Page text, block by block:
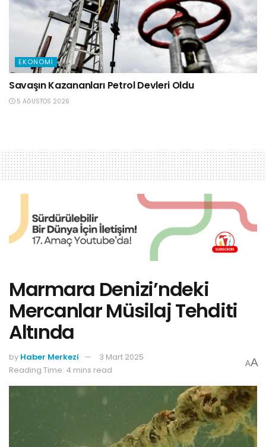
EKONOMI
Savaşın Kazananları Petrol Devleri Oldu
5 AĞUSTOS 2026
Marmara Denizi’ndeki
Mercanlar Müsilaj Tehditi
Altında
by Haber Merkezi
3 Mart 2025
Reading Time: 4 mins read
AA